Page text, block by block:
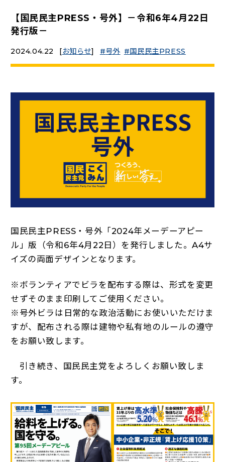
こくみんうさぎの部屋
Go!Go!こくみんストア（新しいタブで開く）
こくみんオンラインスクール
国民民主党学生部 （新しいタブで開く）
二次創作ガイドライン（新しいタブで開く）
プライバシーポリシー
特定商取引法に基づく表記
【国民民主PRESS・号外】－令和6年4月22日
発行版－
2024.04.22 [お知らせ] 号外 国民民主PRESS
国民民主PRESS・号外「2024年メーデーアピー
ル」版（令和6年4月22日）を発行しました。A4サ
イズの両面デザインとなります。
※ボランティアでビラを配布する際は、形式を変更
せずそのまま印刷してご使用ください。
※号外ビラは日常的な政治活動にお使いいただけま
すが、配布される際は建物や私有地のルールの遵守
をお願い致します。
引き続き、国民民主党をよろしくお願い致しま
す。